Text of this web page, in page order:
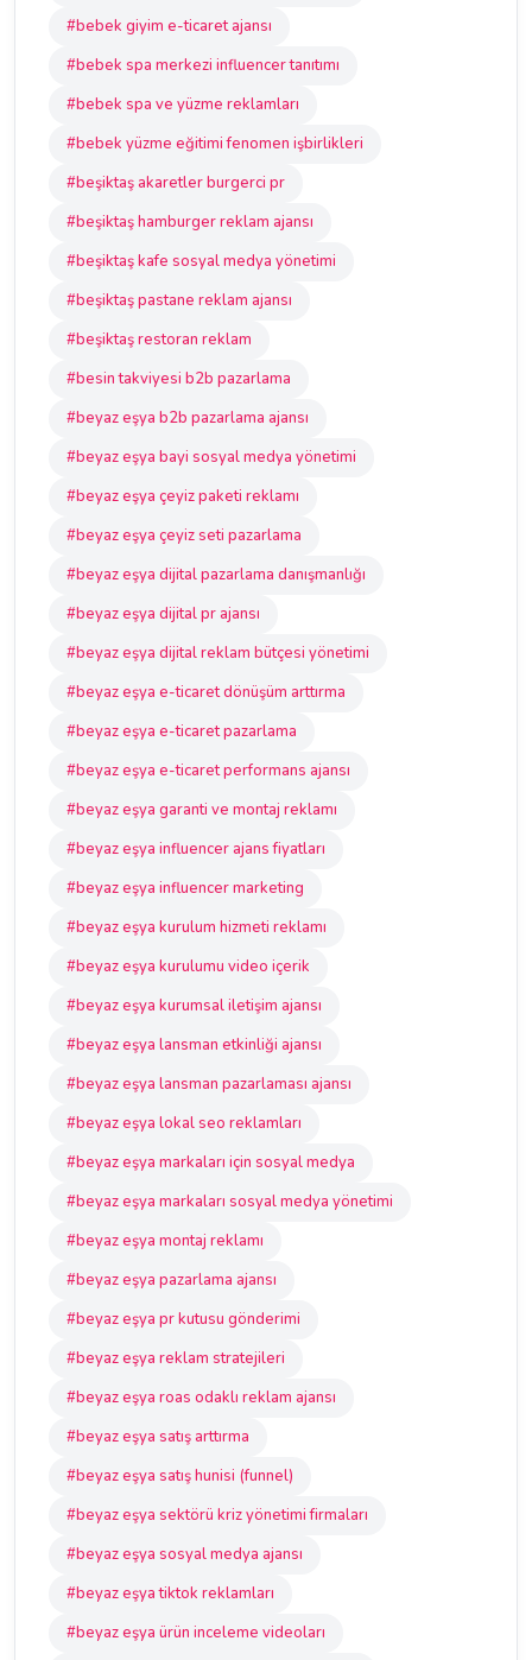
#bebek giyim e-ticaret ajansı
#bebek spa merkezi influencer tanıtımı
#bebek spa ve yüzme reklamları
#bebek yüzme eğitimi fenomen işbirlikleri
#beşiktaş akaretler burgerci pr
#beşiktaş hamburger reklam ajansı
#beşiktaş kafe sosyal medya yönetimi
#beşiktaş pastane reklam ajansı
#beşiktaş restoran reklam
#besin takviyesi b2b pazarlama
#beyaz eşya b2b pazarlama ajansı
#beyaz eşya bayi sosyal medya yönetimi
#beyaz eşya çeyiz paketi reklamı
#beyaz eşya çeyiz seti pazarlama
#beyaz eşya dijital pazarlama danışmanlığı
#beyaz eşya dijital pr ajansı
#beyaz eşya dijital reklam bütçesi yönetimi
#beyaz eşya e-ticaret dönüşüm arttırma
#beyaz eşya e-ticaret pazarlama
#beyaz eşya e-ticaret performans ajansı
#beyaz eşya garanti ve montaj reklamı
#beyaz eşya influencer ajans fiyatları
#beyaz eşya influencer marketing
#beyaz eşya kurulum hizmeti reklamı
#beyaz eşya kurulumu video içerik
#beyaz eşya kurumsal iletişim ajansı
#beyaz eşya lansman etkinliği ajansı
#beyaz eşya lansman pazarlaması ajansı
#beyaz eşya lokal seo reklamları
#beyaz eşya markaları için sosyal medya
#beyaz eşya markaları sosyal medya yönetimi
#beyaz eşya montaj reklamı
#beyaz eşya pazarlama ajansı
#beyaz eşya pr kutusu gönderimi
#beyaz eşya reklam stratejileri
#beyaz eşya roas odaklı reklam ajansı
#beyaz eşya satış arttırma
#beyaz eşya satış hunisi (funnel)
#beyaz eşya sektörü kriz yönetimi firmaları
#beyaz eşya sosyal medya ajansı
#beyaz eşya tiktok reklamları
#beyaz eşya ürün inceleme videoları